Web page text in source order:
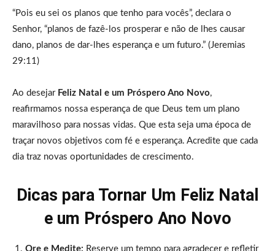
“Pois eu sei os planos que tenho para vocês”, declara o
Senhor, “planos de fazê-los prosperar e não de lhes causar
dano, planos de dar-lhes esperança e um futuro.” (Jeremias
29:11)
Ao desejar Feliz Natal e um Próspero Ano Novo,
reafirmamos nossa esperança de que Deus tem um plano
maravilhoso para nossas vidas. Que esta seja uma época de
traçar novos objetivos com fé e esperança. Acredite que cada
dia traz novas oportunidades de crescimento.
Dicas para Tornar Um Feliz Natal
e um Próspero Ano Novo
Ore e Medite: Reserve um tempo para agradecer e refletir